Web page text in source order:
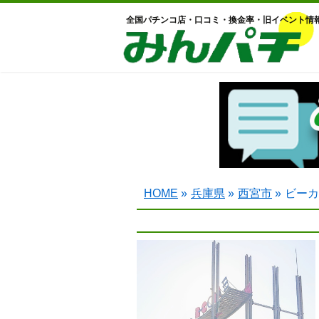
全国パチンコ店・口コミ・換金率・旧イベント情
HOME » 兵庫県 » 西宮市 » ビー